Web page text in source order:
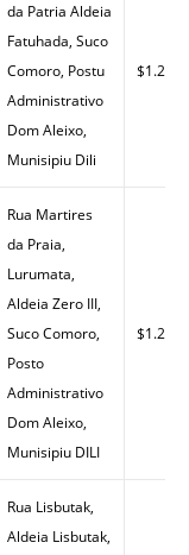
da Patria Aldeia
Fatuhada, Suco
Comoro, Postu
Administrativo
Dom Aleixo,
Munisipiu Dili
$1.28
Rua Martires
da Praia,
Lurumata,
Aldeia Zero III,
Suco Comoro,
Posto
Administrativo
Dom Aleixo,
Munisipiu DILI
$1.23
Rua Lisbutak,
Aldeia Lisbutak,